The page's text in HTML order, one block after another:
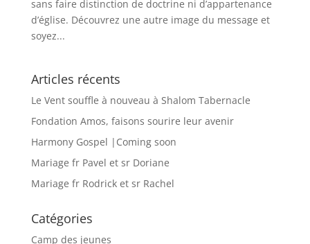
sans faire distinction de doctrine ni d’appartenance
d’église. Découvrez une autre image du message et
soyez...
Articles récents
Le Vent souffle à nouveau à Shalom Tabernacle
Fondation Amos, faisons sourire leur avenir
Harmony Gospel |Coming soon
Mariage fr Pavel et sr Doriane
Mariage fr Rodrick et sr Rachel
Catégories
Camp des jeunes